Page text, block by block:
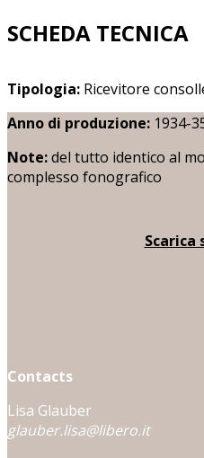
SCHEDA TECNICA
Tipologia: Ricevitore
Anno di produzione: 1934-
Note:del tutto identico al
complesso fonografico
Scarica
Contacts
Lisa Glauber
glauber.lisa@libero.it